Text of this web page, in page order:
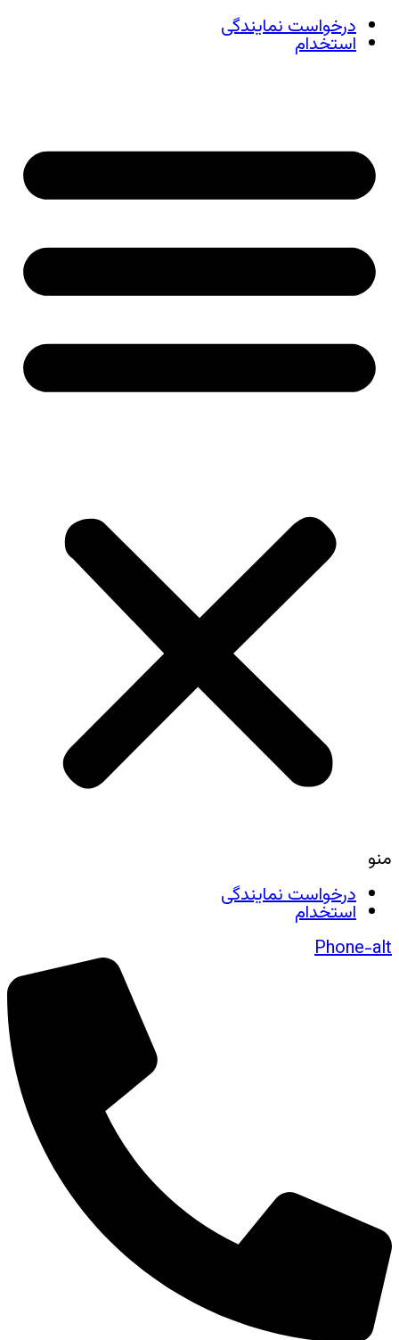
درخواست نمایندگی
استخدام
منو
درخواست نمایندگی
استخدام
Phone-alt